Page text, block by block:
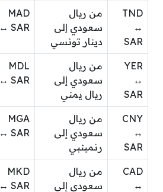
TND
↔
SAR
من ريال
سعودي إلى
دينار تونسي
MAD
↔ SAR
YER
↔
SAR
من ريال
سعودي إلى
ريال يمني
MDL
↔ SAR
CNY
↔
SAR
من ريال
سعودي إلى
رنمينبي
MGA
↔ SAR
CAD
↔
من ريال
سعودي إلى
MKD
↔ SAR